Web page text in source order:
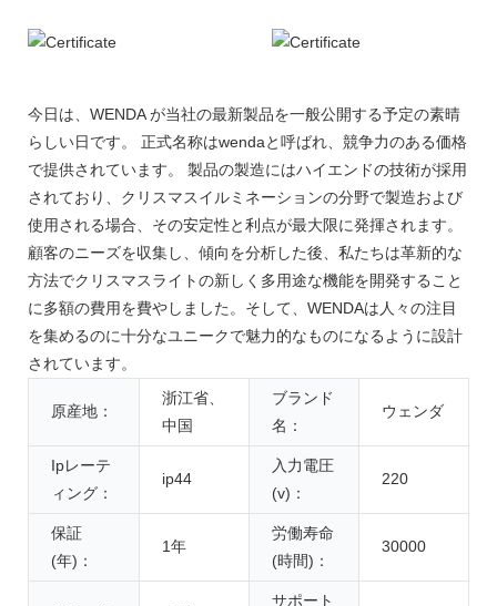
今日は、WENDA が当社の最新製品を一般公開する予定の素晴
らしい日です。 正式名称はwendaと呼ばれ、競争力のある価格
で提供されています。 製品の製造にはハイエンドの技術が採用
されており、クリスマスイルミネーションの分野で製造および
使用される場合、その安定性と利点が最大限に発揮されます。
顧客のニーズを収集し、傾向を分析した後、私たちは革新的な
方法でクリスマスライトの新しく多用途な機能を開発すること
に多額の費用を費やしました。そして、WENDAは人々の注目
を集めるのに十分なユニークで魅力的なものになるように設計
されています。
原産地：
浙江省、
中国
ブランド
名：
ウェンダ
Ipレーテ
ィング：
ip44
入力電圧
(v)：
220
保証
(年)：
1年
労働寿命
(時間)：
30000
サポート